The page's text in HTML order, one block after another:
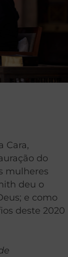
Cara,
do
mulheres
deu o
e como
deste 2020